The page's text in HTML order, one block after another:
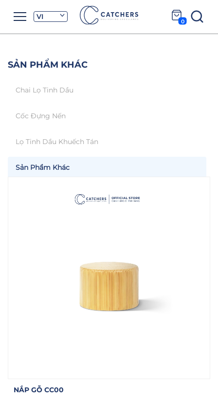
VI 0
SẢN PHẨM KHÁC
Chai Lọ Tinh Dầu
Cốc Đựng Nến
Lọ Tinh Dầu Khuếch Tán
Sản Phẩm Khác
NẮP GỖ CC00